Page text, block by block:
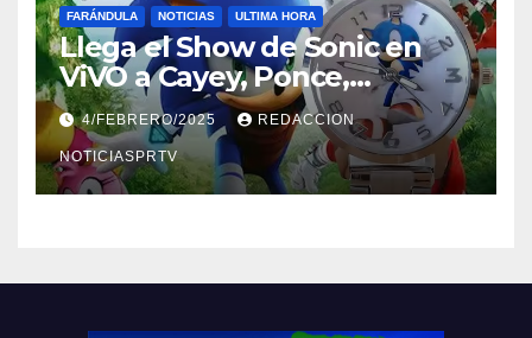
FARÁNDULA NOTICIAS ULTIMA HORA
Llega el Show de Sonic en
ViVO a Cayey, Ponce,
Barceloneta y Humacao,
Relojes gratis para el que
compre ahora….
4/FEBRERO/2025 REDACCION
NOTICIASPRTV